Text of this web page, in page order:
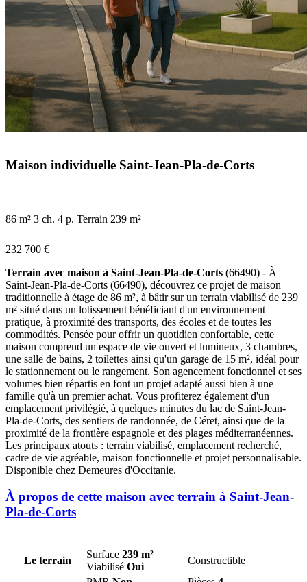
Maison individuelle Saint-Jean-Pla-de-Corts
86 m² 3 ch. 4 p. Terrain 239 m²
232 700 €
Terrain avec maison à Saint-Jean-Pla-de-Corts (66490) - À
Saint-Jean-Pla-de-Corts (66490), découvrez ce projet de maison
traditionnelle à étage de 86 m², à bâtir sur un terrain viabilisé de 239
m² situé dans un lotissement bénéficiant d'un environnement
pratique, à proximité des transports, des écoles et de toutes les
commodités. Pensée pour offrir un quotidien confortable, cette
maison comprend un espace de vie ouvert et lumineux, 3 chambres,
une salle de bains, 2 toilettes ainsi qu'un garage de 15 m², idéal pour
le stationnement ou le rangement. Son agencement fonctionnel et ses
volumes bien répartis en font un projet adapté aussi bien à une
famille qu'à un premier achat. Vous profiterez également d'un
emplacement privilégié, à quelques minutes du lac de Saint-Jean-
Pla-de-Corts, des sentiers de randonnée, de Céret, ainsi que de la
proximité de la frontière espagnole et des plages méditerranéennes.
Les principaux atouts : terrain viabilisé, emplacement recherché,
cadre de vie agréable, maison fonctionnelle et projet personnalisable.
Disponible chez Demeures d'Occitanie.
À propos de cette maison avec terrain à Saint-Jean-
Pla-de-Corts
Le terrain
Surface 239 m²
Viabilisé Oui
Constructible